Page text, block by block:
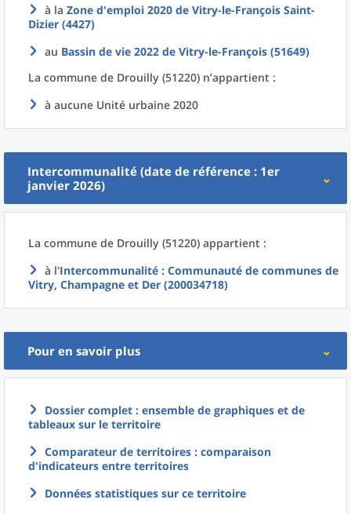
à la Zone d'emploi 2020 de Vitry-le-François Saint-
Dizier (4427)
au Bassin de vie 2022 de Vitry-le-François (51649)
La commune de Drouilly (51220) n’appartient :
à aucune Unité urbaine 2020
Intercommunalité (date de référence : 1er
janvier 2026)
La commune de Drouilly (51220) appartient :
à l'Intercommunalité : Communauté de communes de
Vitry, Champagne et Der (200034718)
Pour en savoir plus
Dossier complet : ensemble de graphiques et de
tableaux sur le territoire
Comparateur de territoires : comparaison
d'indicateurs entre territoires
Données statistiques sur ce territoire